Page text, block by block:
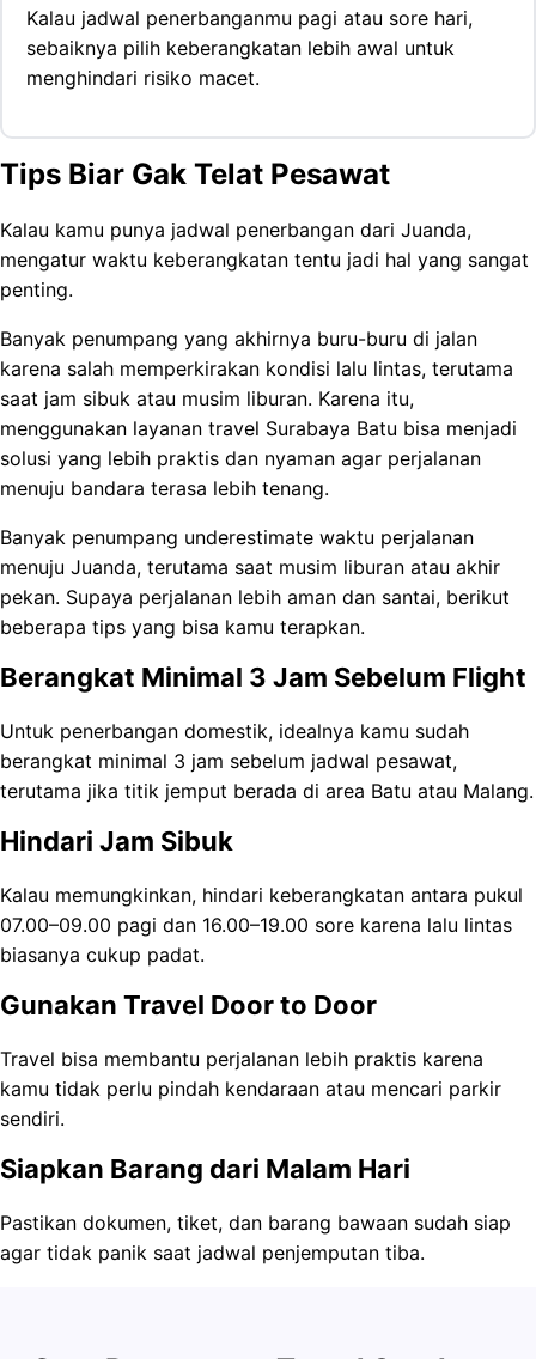
Kalau jadwal penerbanganmu pagi atau sore hari,
sebaiknya pilih keberangkatan lebih awal untuk
menghindari risiko macet.
Tips Biar Gak Telat Pesawat
Kalau kamu punya jadwal penerbangan dari Juanda,
mengatur waktu keberangkatan tentu jadi hal yang sangat
penting.
Banyak penumpang yang akhirnya buru-buru di jalan
karena salah memperkirakan kondisi lalu lintas, terutama
saat jam sibuk atau musim liburan. Karena itu,
menggunakan layanan travel Surabaya Batu bisa menjadi
solusi yang lebih praktis dan nyaman agar perjalanan
menuju bandara terasa lebih tenang.
Banyak penumpang underestimate waktu perjalanan
menuju Juanda, terutama saat musim liburan atau akhir
pekan. Supaya perjalanan lebih aman dan santai, berikut
beberapa tips yang bisa kamu terapkan.
Berangkat Minimal 3 Jam Sebelum Flight
Untuk penerbangan domestik, idealnya kamu sudah
berangkat minimal 3 jam sebelum jadwal pesawat,
terutama jika titik jemput berada di area Batu atau Malang.
Hindari Jam Sibuk
Kalau memungkinkan, hindari keberangkatan antara pukul
07.00–09.00 pagi dan 16.00–19.00 sore karena lalu lintas
biasanya cukup padat.
Gunakan Travel Door to Door
Travel bisa membantu perjalanan lebih praktis karena
kamu tidak perlu pindah kendaraan atau mencari parkir
sendiri.
Siapkan Barang dari Malam Hari
Pastikan dokumen, tiket, dan barang bawaan sudah siap
agar tidak panik saat jadwal penjemputan tiba.